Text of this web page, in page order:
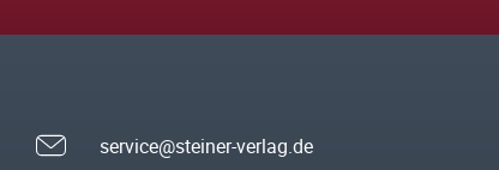
service@steiner-verlag.de